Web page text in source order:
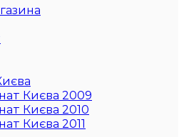
Києва 2009
Києва 2010
Києва 2011